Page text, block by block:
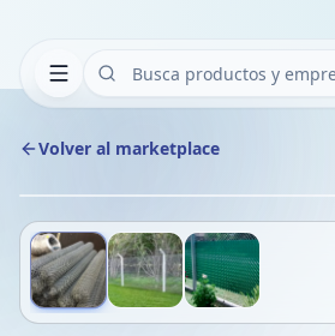
Volver al marketplace
1/3